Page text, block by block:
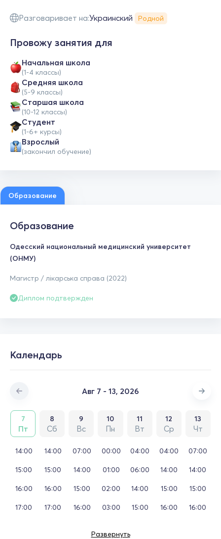
Разговаривает на:Украинский Родной
Провожу занятия для
Начальная школа
(1-4 классы)
Средняя школа
(5-9 классы)
Cтаршая школа
(10-12 классы)
Студент
(1-6+ курсы)
Взрослый
(закончил обучение)
Образование
Образование
Одесский национальный медицинский университет
(ОНМУ)
Магистр / лікарська справа (2022)
Диплом подтвержден
Календарь
Авг 7 - 13, 2026
7
Пт
8
Сб
9
Вс
10
Пн
11
Вт
12
Ср
13
Чт
14:00
15:00
16:00
17:00
14:00
15:00
16:00
17:00
07:00
14:00
15:00
16:00
00:00
01:00
02:00
03:00
04:00
06:00
14:00
15:00
04:00
14:00
15:00
16:00
07:00
14:00
15:00
16:00
Развернуть